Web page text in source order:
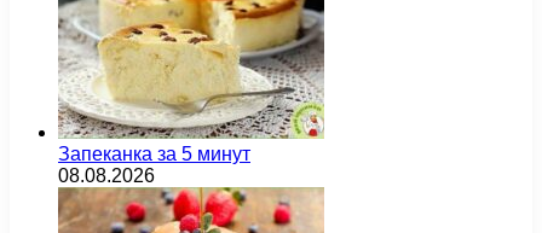
Запеканка за 5 минут
08.08.2026